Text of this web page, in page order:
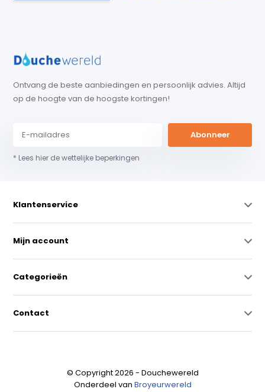
Ontvang de beste aanbiedingen en persoonlijk advies. Altijd
op de hoogte van de hoogste kortingen!
Abonneer
* Lees hier de wettelijke beperkingen
Klantenservice
Mijn account
Categorieën
Contact
© Copyright 2026 - Douchewereld
Onderdeel van Broyeurwereld